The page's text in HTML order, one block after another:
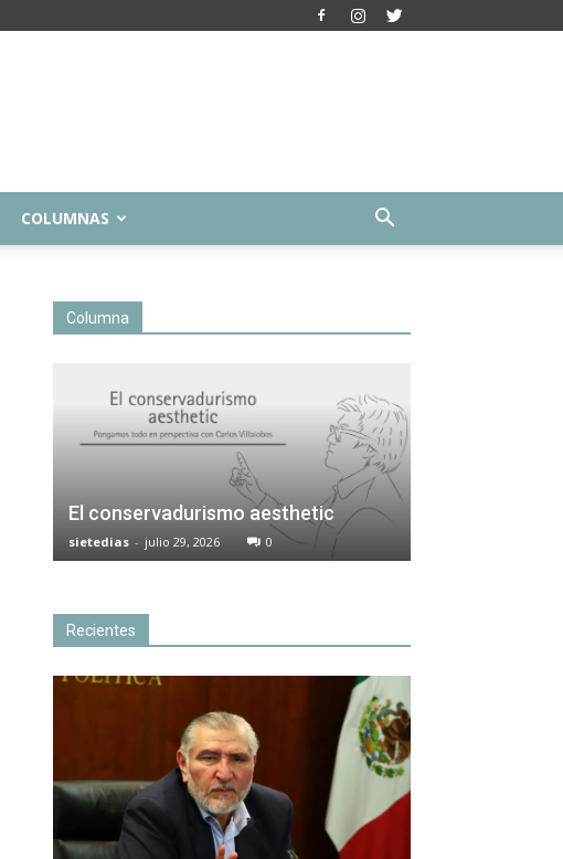
COLUMNAS
Columna
El conservadurismo aesthetic
sietedias - julio 29, 2026 0
Recientes